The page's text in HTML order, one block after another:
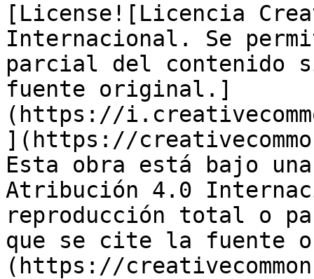
[License![Licencia
Internacional. Se
parcial del contenido
fuente original.]
(https://
](https://
Esta obra está bajo
Atribución 4.0
reproducción total o
que se cite la fuente
(https://